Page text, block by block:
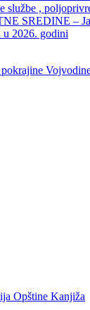
,
–
u 2026. godini